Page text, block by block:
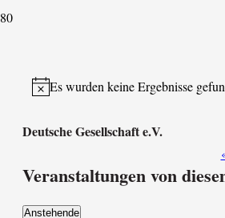
Hinweis
Es wurden keine Ergebnisse
Deutsche Gesellschaft e.V.
Veranstaltungen von
Anstehende